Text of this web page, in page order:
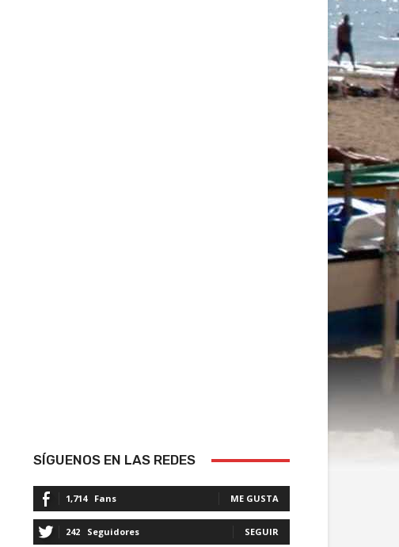
SÍGUENOS EN LAS REDES
1,714 Fans ME GUSTA
242 Seguidores SEGUIR